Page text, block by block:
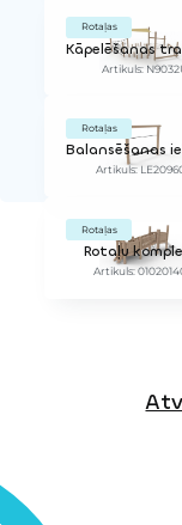
Rotaļas
Artikuls:
Rotaļas
Artikuls:
Rotaļas
Rotaļu
Artikuls: